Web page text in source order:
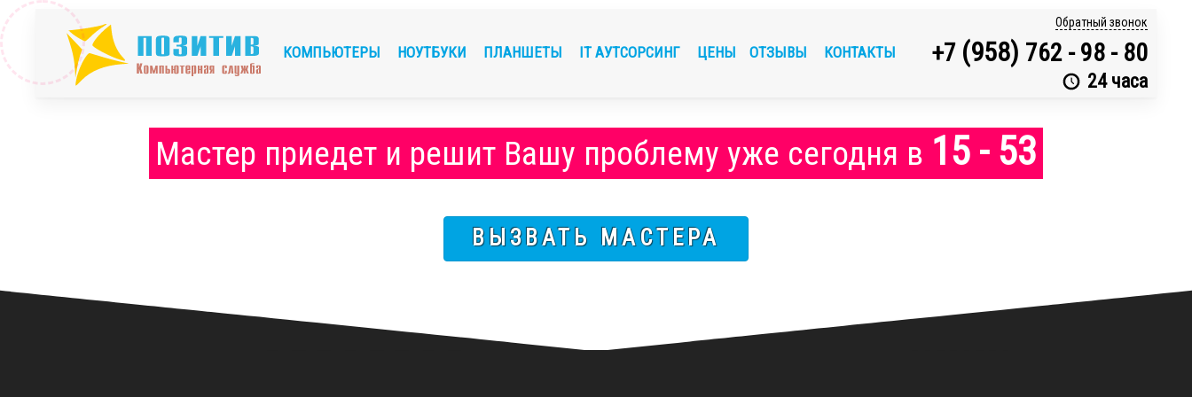
Обратный звонок
+7 (958) 762 - 98 - 80
24 часа
КОМПЬЮТЕРЫ НОУТБУКИ ПЛАНШЕТЫ IT АУТСОРСИНГ ЦЕНЫ ОТЗЫВЫ КОНТАКТЫ
Мастер приедет и решит Вашу проблему уже сегодня в 15 - 53
ВЫЗВАТЬ МАСТЕРА